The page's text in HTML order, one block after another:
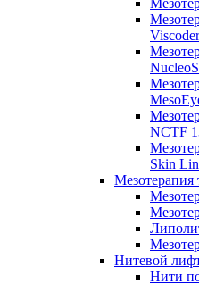
NCTF
Skin
Мезотерапия
Нитевой
Нити